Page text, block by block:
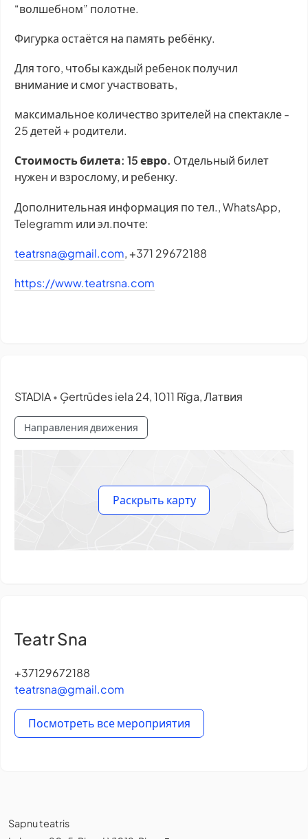
“волшебном” полотне.
Фигурка остаётся на память ребёнку.
Для того, чтобы каждый ребенок получил
внимание и смог участвовать,
максимальное количество зрителей на спектакле -
25 детей + родители.
​​Стоимость билета: 15 евро. Отдельный билет
нужен и взрослому, и ребенку.
​Дополнительная информация по тел., WhatsApp,
Telegramm или эл.почте:
teatrsna@gmail.com, +371 29672188
https://www.teatrsna.com
STADIA • Ģertrūdes iela 24, 1011 Rīga, Латвия
Направления движения
Раскрыть карту
Teatr Sna
+37129672188
teatrsna@gmail.com
Посмотреть все мероприятия
Sapnu teatris